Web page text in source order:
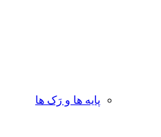
پایه ها و رَک ها